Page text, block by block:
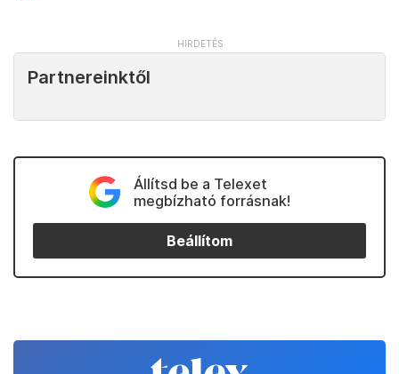
Partnereinktől
Állítsd be a Telexet
megbízható forrásnak!
Beállítom